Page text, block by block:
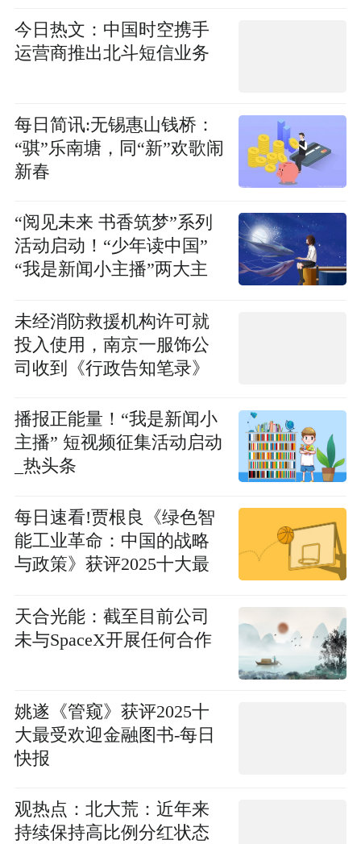
今日热文：中国时空携手
运营商推出北斗短信业务
每日简讯:无锡惠山钱桥：
“骐”乐南塘，同“新”欢歌闹
新春
“阅见未来 书香筑梦”系列
活动启动！“少年读中国”
“我是新闻小主播”两大主
未经消防救援机构许可就
投入使用，南京一服饰公
司收到《行政告知笔录》
播报正能量！“我是新闻小
主播” 短视频征集活动启动
_热头条
每日速看!贾根良《绿色智
能工业革命：中国的战略
与政策》获评2025十大最
天合光能：截至目前公司
未与SpaceX开展任何合作
姚遂《管窥》获评2025十
大最受欢迎金融图书-每日
快报
观热点：北大荒：近年来
持续保持高比例分红状态